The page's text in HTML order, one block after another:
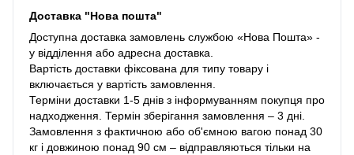
Доставка "Нова пошта"
Доступна доставка замовлень службою «Нова Пошта» -
у відділення або адресна доставка.
Вартість доставки фіксована для типу товару і
включається у вартість замовлення.
Терміни доставки 1-5 днів з інформуванням покупця про
надходження. Термін зберігання замовлення – 3 дні.
Замовлення з фактичною або об'ємною вагою понад 30
кг і довжиною понад 90 см – відправляються тільки на